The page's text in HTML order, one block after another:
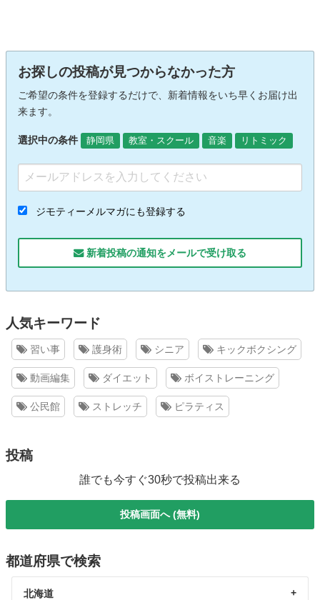
お探しの投稿が見つからなかった方
ご希望の条件を登録するだけで、新着情報をいち早くお届け出
来ます。
選択中の条件 静岡県 教室・スクール 音楽 リトミック
ジモティーメルマガにも登録する
新着投稿の通知をメールで受け取る
人気キーワード
習い事 護身術 シニア キックボクシング
動画編集 ダイエット ボイストレーニング
公民館 ストレッチ ピラティス
投稿
誰でも今すぐ30秒で投稿出来る
投稿画面へ (無料)
都道府県で検索
北海道